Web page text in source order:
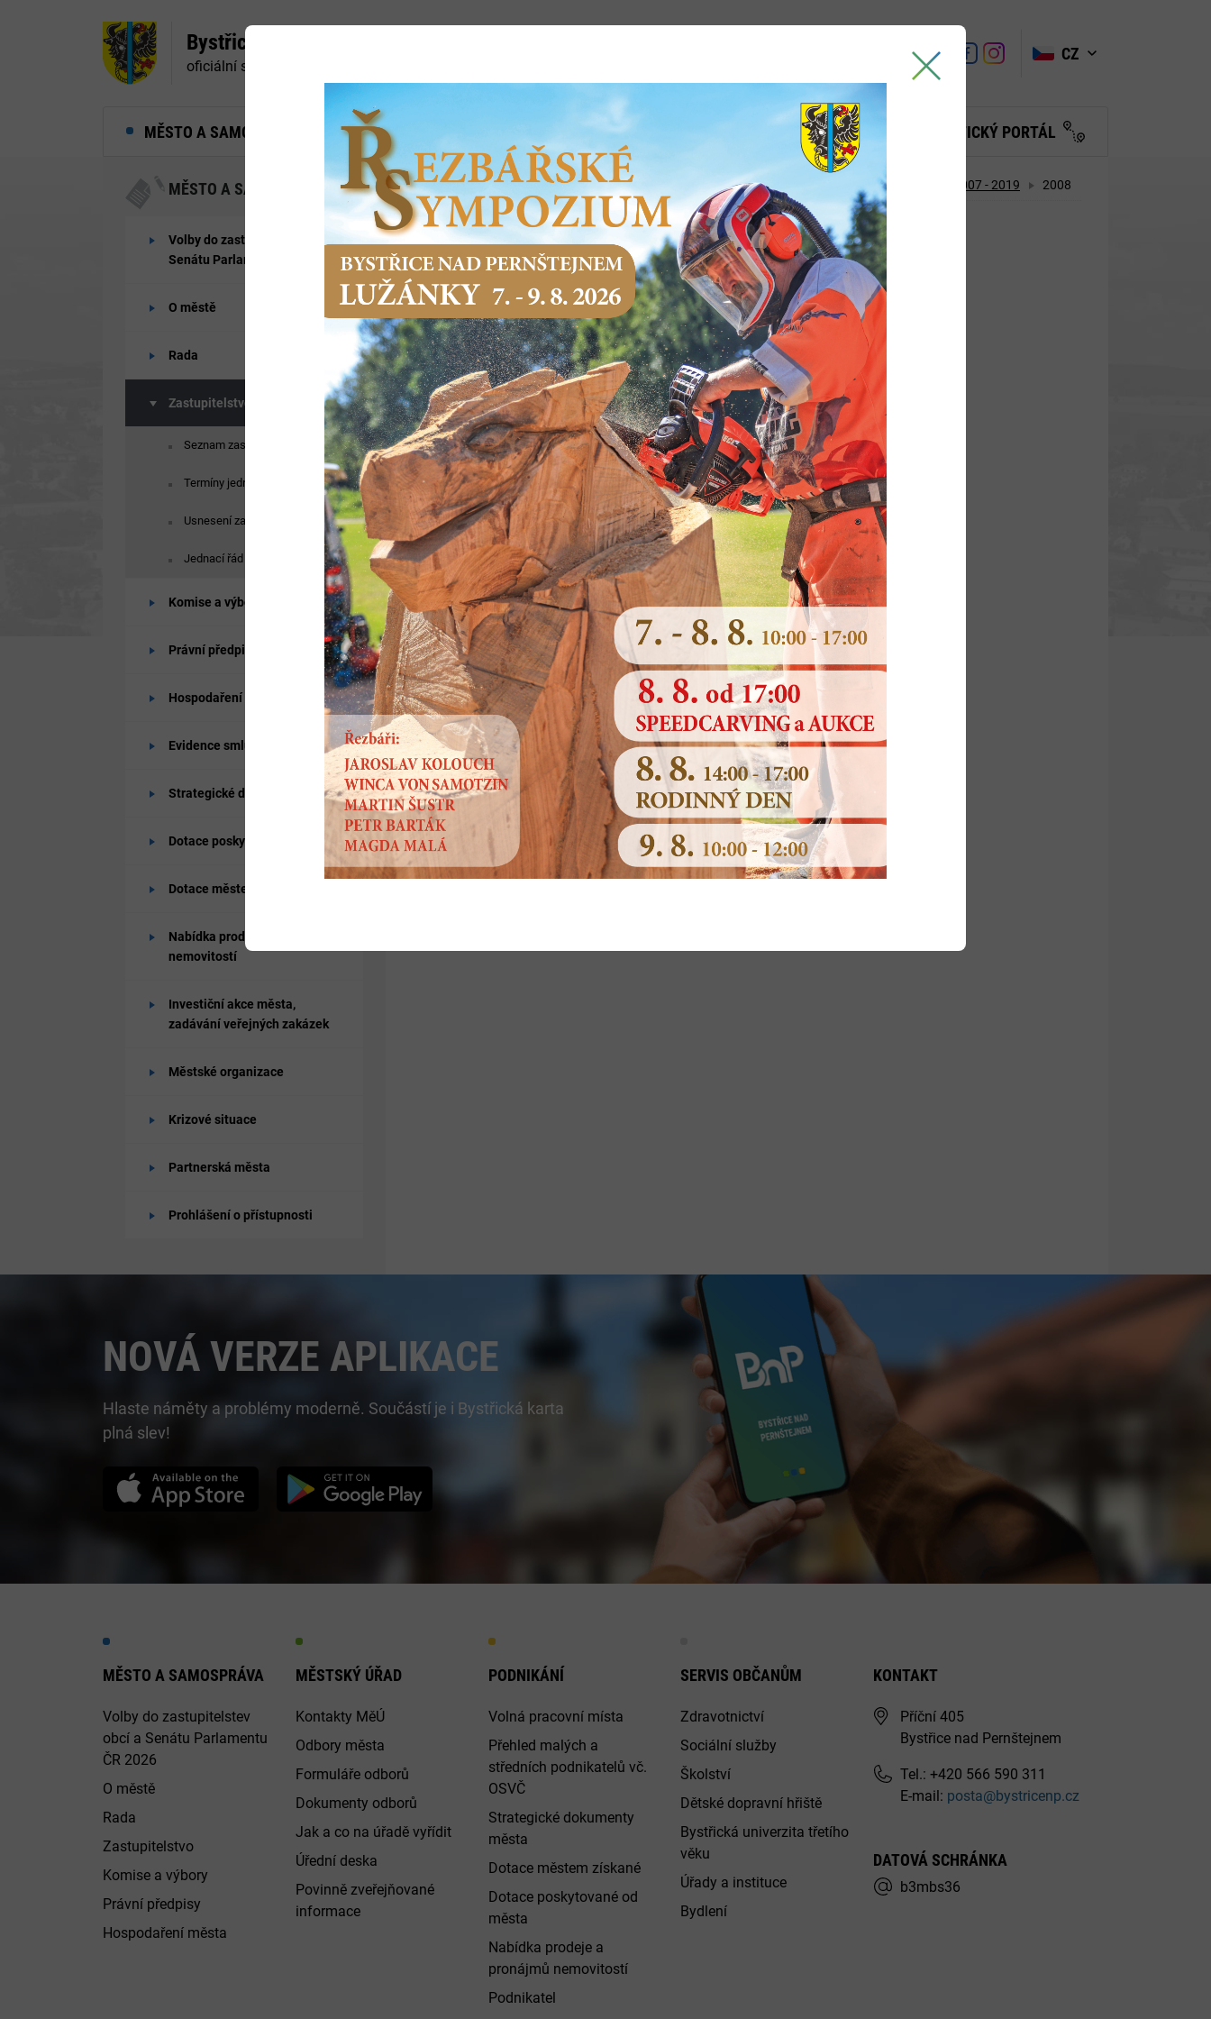
MĚSTO A SAMOSPRÁVA MĚSTSKÝ ÚŘAD PODNIKÁNÍ SERVIS OBČANŮM TURISTICKÝ PORTÁL
Bystřice nad Pernštejnem
oficiální stránky města
Turistické
informační
LinkLinkLink
CZ
MĚSTO A SAMOSPRÁVA
Volby do zastupitelstev obcí a
Senátu Parlamentu ČR 2026
O městě
Rada
Zastupitelstvo
Seznam zastupitelů
Termíny jednání
Usnesení zastupitelstva
Jednací řád
Komise a výbory
Právní předpisy
Hospodaření města
Evidence smluv
Strategické dokumenty města
Dotace poskytované od města
Dotace městem získané
Nabídka prodeje a pronájmů
nemovitostí
Investiční akce města,
zadávání veřejných zakázek
Městské organizace
Krizové situace
Partnerská města
Prohlášení o přístupnosti
Domů Město a samospráva Zastupitelstvo Usnesení zastupitelstva Archiv usnesení 2007 - 2019 2008
2008
Zasedání Zastupitelstva Města č. 10/2008 ze dne 18.12.2008
Zasedání Zastupitelstva Města č. 9/2008 ze dne 30.7.2008
Zasedání Zastupitelstva Města č. 8/2008 ze dne 18.6.2008
Zasedání Zastupitelstva Města č. 7/2008 ze dne 19.3.2008 (PDF, 115.8 KB)
NOVÁ VERZE APLIKACE
Hlaste náměty a problémy moderně. Součástí je i Bystřická karta
plná slev!
MĚSTO A SAMOSPRÁVA
Volby do zastupitelstev
obcí a Senátu Parlamentu
ČR 2026
O městě
Rada
Zastupitelstvo
Komise a výbory
Právní předpisy
Hospodaření města
MĚSTSKÝ ÚŘAD
Kontakty MěÚ
Odbory města
Formuláře odborů
Dokumenty odborů
Jak a co na úřadě vyřídit
Úřední deska
Povinně zveřejňované
informace
PODNIKÁNÍ
Volná pracovní místa
Přehled malých a
středních podnikatelů vč.
OSVČ
Strategické dokumenty
města
Dotace městem získané
Dotace poskytované od
města
Nabídka prodeje a
pronájmů nemovitostí
Podnikatel
SERVIS OBČANŮM
Zdravotnictví
Sociální služby
Školství
Dětské dopravní hřiště
Bystřická univerzita třetího
věku
Úřady a instituce
Bydlení
KONTAKT
Příční 405
Bystřice nad Pernštejnem
Tel.: +420 566 590 311
E-mail: posta@bystricenp.cz
DATOVÁ SCHRÁNKA
b3mbs36